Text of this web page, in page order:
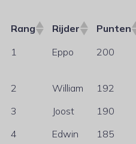
Rang Rijder Punten
1
Eppo 200
2
William 192
3
Joost 190
4
Edwin 185